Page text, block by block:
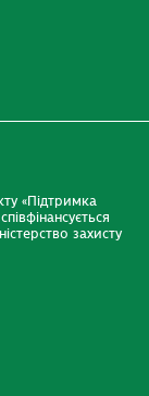
«Підтримка
захисту